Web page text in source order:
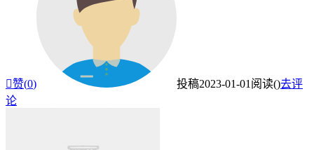
赞(0) 投稿2023-01-01 阅读()去评
论